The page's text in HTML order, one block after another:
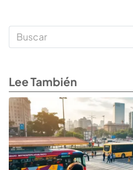
Lee También